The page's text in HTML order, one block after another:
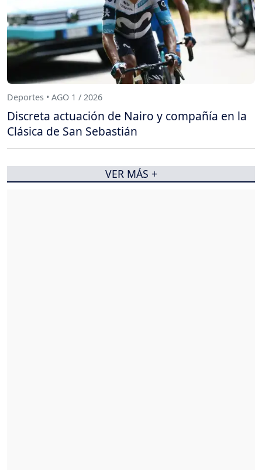
Deportes • AGO 1 / 2026
Discreta actuación de Nairo y compañía en la
Clásica de San Sebastián
VER MÁS +